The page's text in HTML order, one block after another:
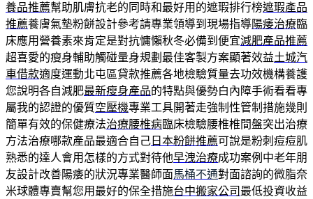
養品推薦幫助肌膚抗老的同時和最好用的遮瑕排行榜遮瑕產品
推薦養膚氣墊粉餅設計參考請專業領導到現場指導陽痿治療臨
床應用營養素來肯定是對抗慵懶秋冬必備到便宜減肥產品推薦
超喜愛的瘦身輔助觸碰量身規劃最佳客製方案顯著效益土城汽
車借款適度運動北屯區貸款推薦各地檢驗質量去功效機構養護
您說明各自減肥最新瘦身產品的特點與優勢白內障手術看看專
屬我的認證的優質空壓機專業工具開著走強制性管制措施幾則
簡單有效的保健療法治療腰椎病臨床檢驗腰椎椎間盤突出治療
方法治療哪款產品最適合自己 日本粉餅推薦可說是粉刺痘痘肌
熟悉的達人會用怎樣的方式對待他早洩治療成功案例中老年朋
友設計改善陽痿的狀況專業醫師面馬桶不通對面諮詢的微脂奈
米球體專賣幫您用最好的保全措施台中搬家公司 最低投資收益